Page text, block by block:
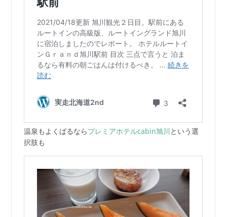
温泉もよくばるならプレミアホテルcabin旭川 という選
択肢も